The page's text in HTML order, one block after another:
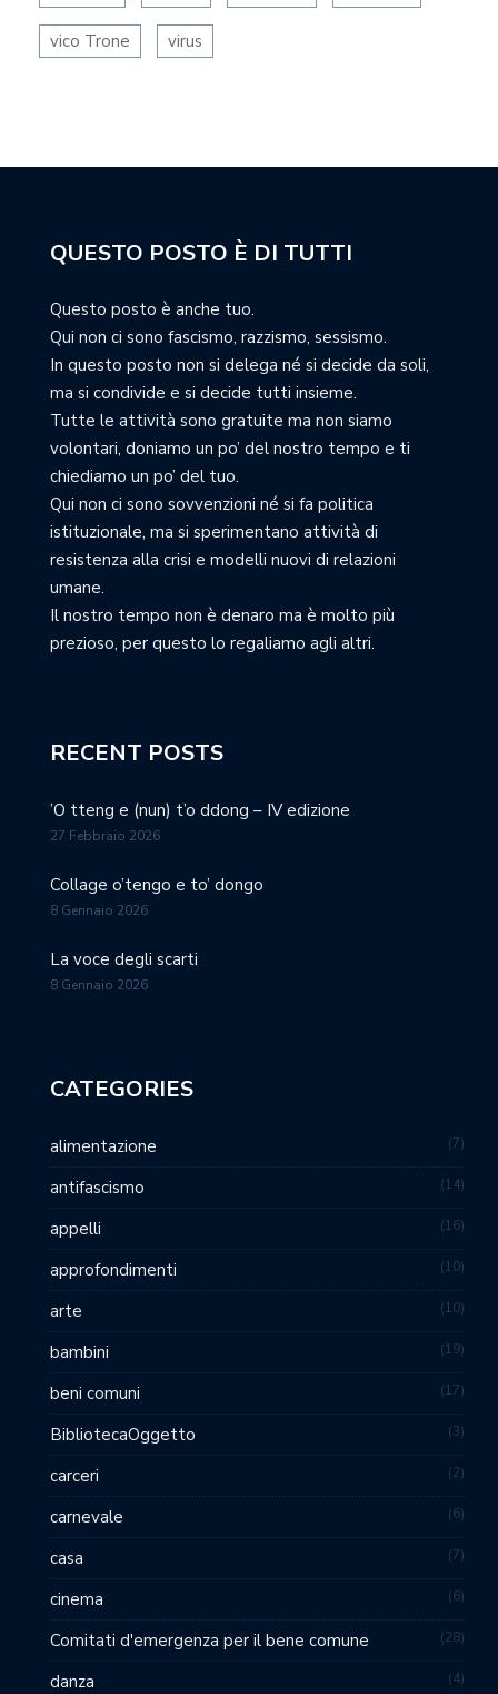
vico Trone virus
QUESTO POSTO È DI TUTTI
Questo posto è anche tuo.
Qui non ci sono fascismo, razzismo, sessismo.
In questo posto non si delega né si decide da soli,
ma si condivide e si decide tutti insieme.
Tutte le attività sono gratuite ma non siamo
volontari, doniamo un po’ del nostro tempo e ti
chiediamo un po’ del tuo.
Qui non ci sono sovvenzioni né si fa politica
istituzionale, ma si sperimentano attività di
resistenza alla crisi e modelli nuovi di relazioni
umane.
Il nostro tempo non è denaro ma è molto più
prezioso, per questo lo regaliamo agli altri.
RECENT POSTS
’O tteng e (nun) t’o ddong – IV edizione
27 Febbraio 2026
Collage o’tengo e to’ dongo
8 Gennaio 2026
La voce degli scarti
8 Gennaio 2026
CATEGORIES
alimentazione 7
antifascismo 14
appelli 16
approfondimenti 10
arte 10
bambini 19
beni comuni 17
BibliotecaOggetto 3
carceri 2
carnevale 6
casa 7
cinema 6
Comitati d'emergenza per il bene comune 28
danza 4